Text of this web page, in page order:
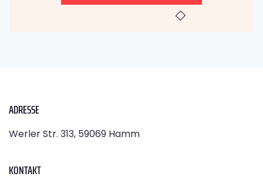
ADRESSE
Werler Str. 313, 59069 Hamm
KONTAKT